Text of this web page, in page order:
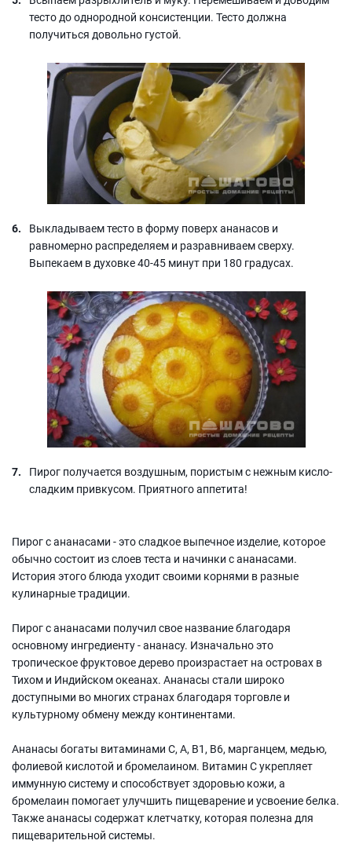
тесто до однородной консистенции. Тесто должна
получиться довольно густой.
Выкладываем тесто в форму поверх ананасов и
равномерно распределяем и разравниваем сверху.
Выпекаем в духовке 40-45 минут при 180 градусах.
Пирог получается воздушным, пористым с нежным кисло-
сладким привкусом. Приятного аппетита!
Пирог с ананасами - это сладкое выпечное изделие, которое
обычно состоит из слоев теста и начинки с ананасами.
История этого блюда уходит своими корнями в разные
кулинарные традиции.
Пирог с ананасами получил свое название благодаря
основному ингредиенту - ананасу. Изначально это
тропическое фруктовое дерево произрастает на островах в
Тихом и Индийском океанах. Ананасы стали широко
доступными во многих странах благодаря торговле и
культурному обмену между континентами.
Ананасы богаты витаминами С, А, В1, В6, марганцем, медью,
фолиевой кислотой и бромелаином. Витамин C укрепляет
иммунную систему и способствует здоровью кожи, а
бромелаин помогает улучшить пищеварение и усвоение белка.
Также ананасы содержат клетчатку, которая полезна для
пищеварительной системы.